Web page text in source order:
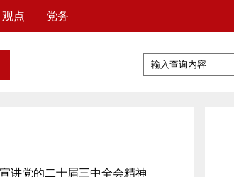
观点 党务
讲党的二十届三中全会精神